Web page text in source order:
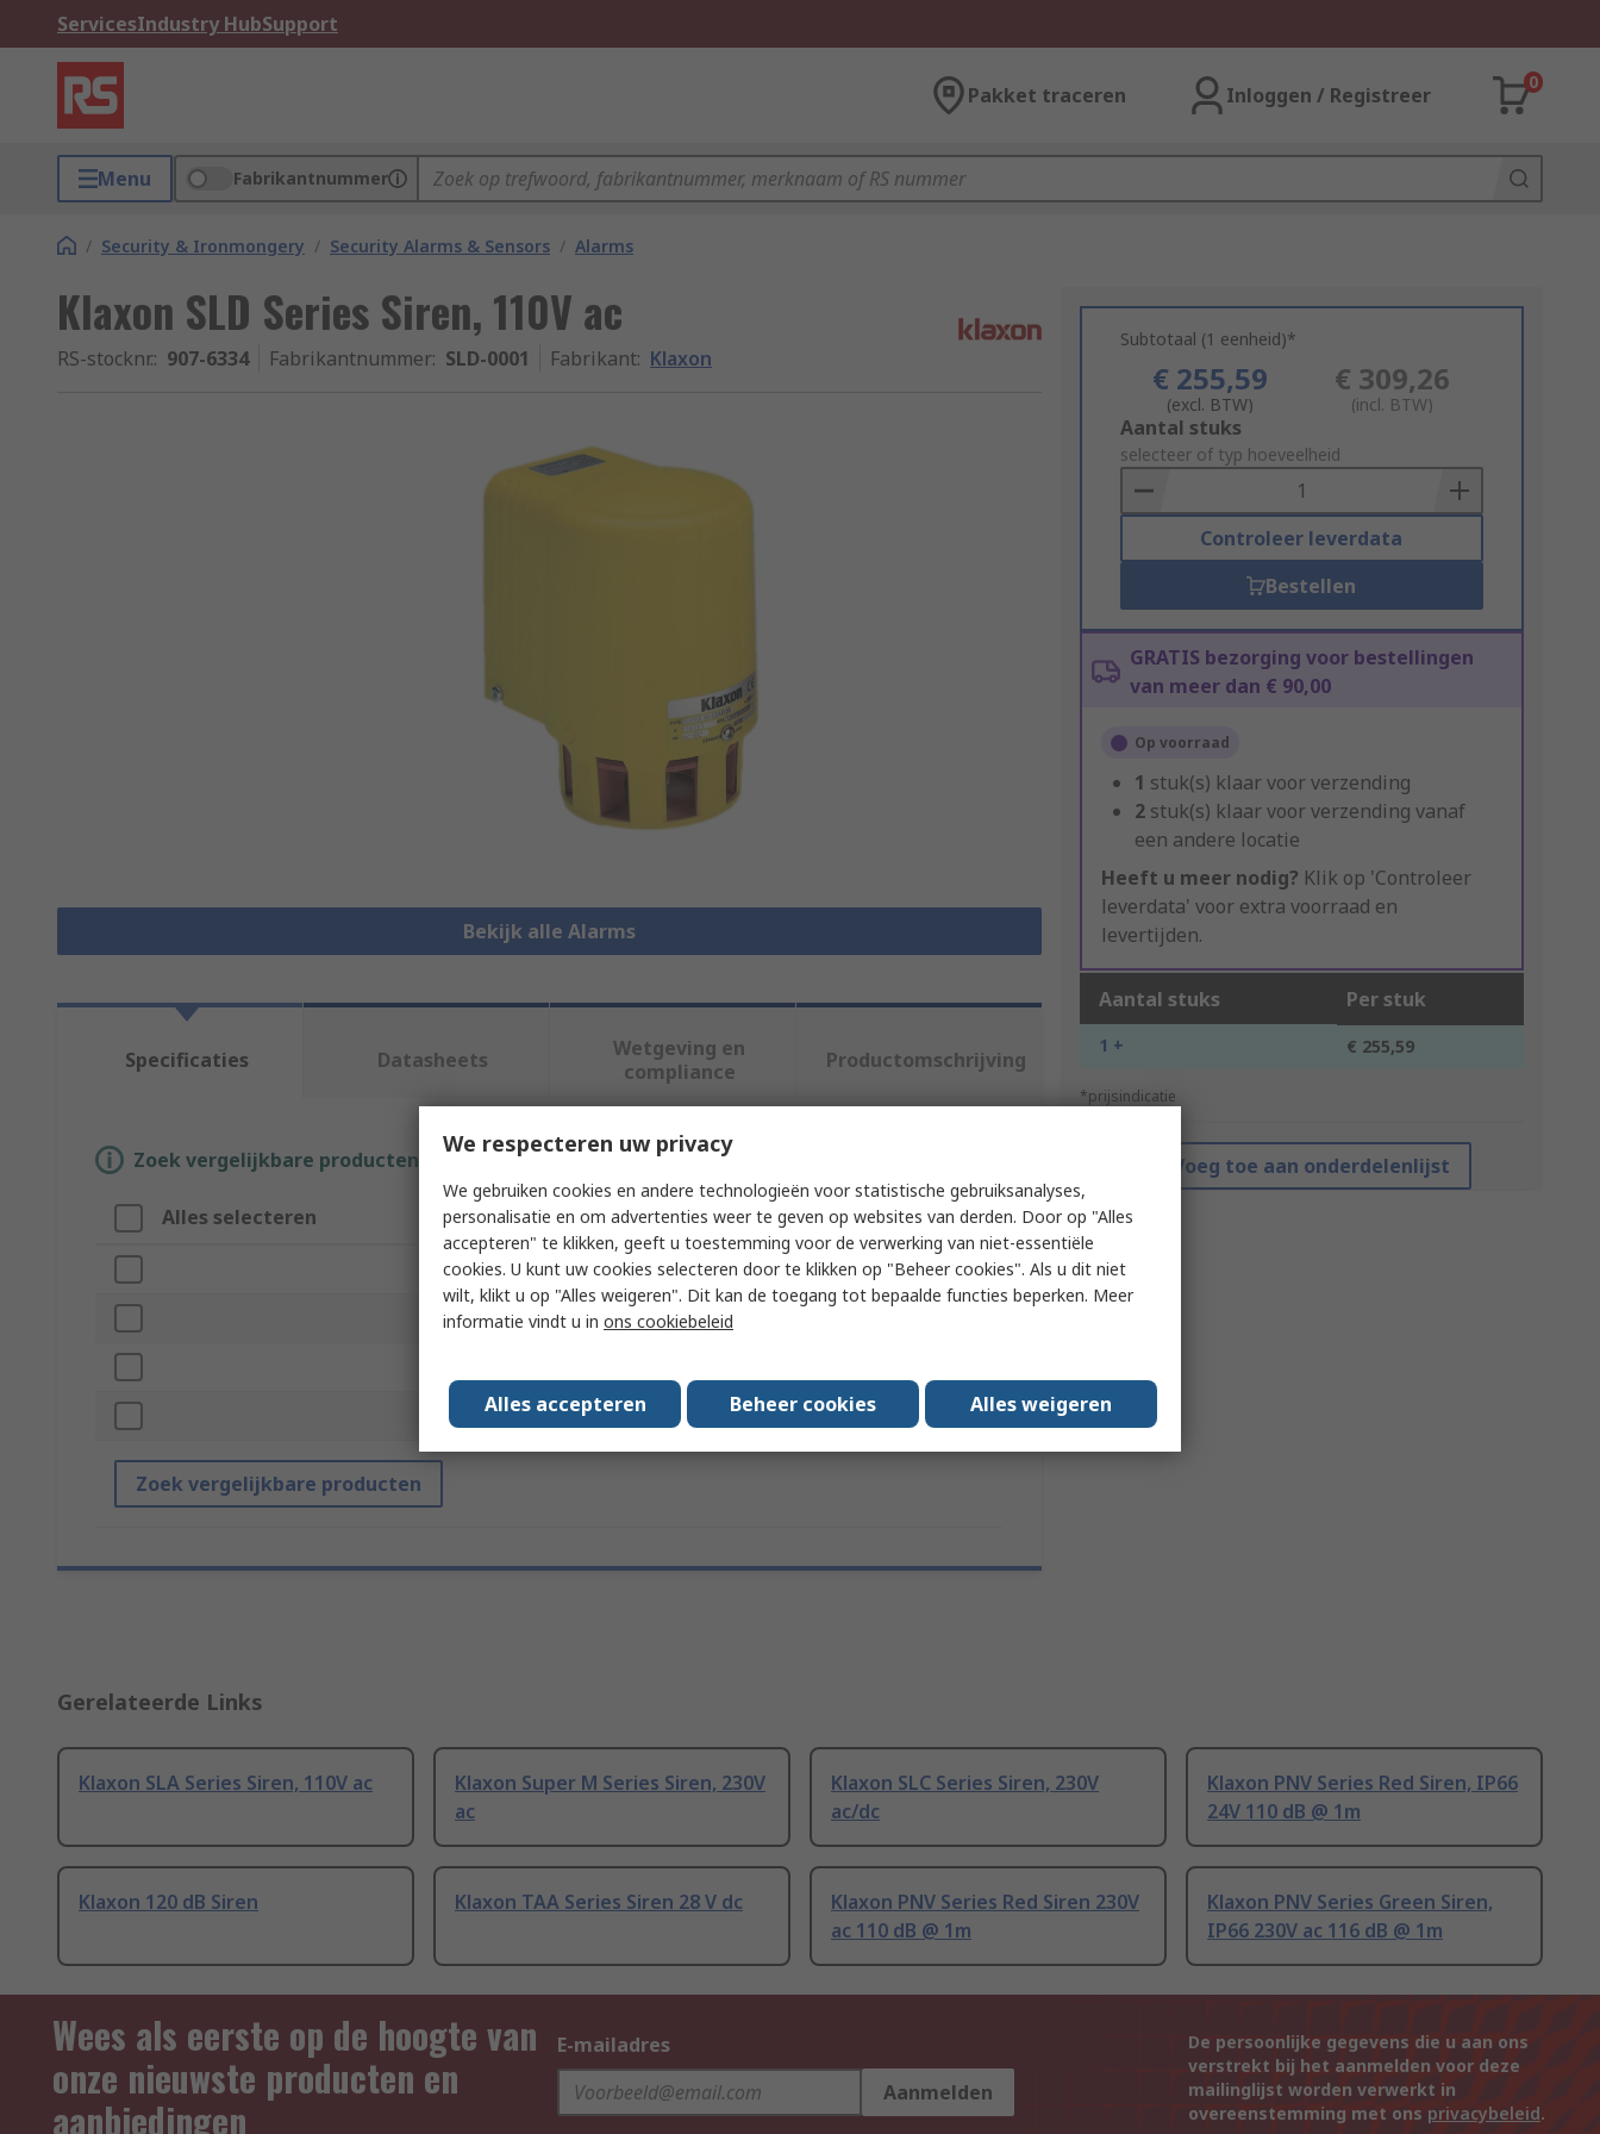
ServicesIndustry HubSupport
Pakket traceren Inloggen / Registreer
0
Menu Fabrikantnummer
/ Security & Ironmongery / Security Alarms & Sensors / Alarms
Klaxon SLD Series Siren, 110V ac
RS-stocknr.: 907-6334 Fabrikantnummer: SLD-0001 Fabrikant: Klaxon
Bekijk alle Alarms
Subtotaal (1 eenheid)*
€ 255,59
(excl. BTW)
€ 309,26
(incl. BTW)
Add
to
Basket
Aantal stuks
selecteer of typ hoeveelheid
Controleer leverdata
Bestellen
GRATIS bezorging voor bestellingen
van meer dan € 90,00
Op voorraad
1 stuk(s) klaar voor verzending
2 stuk(s) klaar voor verzending vanaf
een andere locatie
Heeft u meer nodig? Klik op 'Controleer
leverdata' voor extra voorraad en
levertijden.
Aantal stuks Per stuk
1 + € 255,59
*prijsindicatie
Voeg toe aan onderdelenlijst
Specificaties Datasheets
Wetgeving en
compliance
Productomschrijving
Zoek vergelijkbare producten door een of meer kenmerken te selecteren.
Alles selecteren Attribuut Waarde
Merk Klaxon
Product Type
Series SLD
Zoek vergelijkbare producten
Gerelateerde Links
Klaxon SLA Series Siren, 110V ac
Klaxon Super M Series Siren, 230V
ac
Klaxon SLC Series Siren, 230V
ac/dc
Klaxon PNV Series Red Siren, IP66
24V 110 dB @ 1m
Klaxon 120 dB Siren Klaxon TAA Series Siren 28 V dc
Klaxon PNV Series Red Siren 230V
ac 110 dB @ 1m
Klaxon PNV Series Green Siren,
IP66 230V ac 116 dB @ 1m
Wees als eerste op de hoogte van
onze nieuwste producten en
aanbiedingen
E-mailadres
Aanmelden
De persoonlijke gegevens die u aan ons
verstrekt bij het aanmelden voor deze
mailinglijst worden verwerkt in
overeenstemming met ons privacybeleid.
We respecteren uw privacy
We gebruiken cookies en andere technologieën voor statistische gebruiksanalyses,
personalisatie en om advertenties weer te geven op websites van derden. Door op "Alles
accepteren" te klikken, geeft u toestemming voor de verwerking van niet-essentiële
cookies. U kunt uw cookies selecteren door te klikken op "Beheer cookies". Als u dit niet
wilt, klikt u op "Alles weigeren". Dit kan de toegang tot bepaalde functies beperken. Meer
informatie vindt u in ons cookiebeleid
Alles accepteren Beheer cookies Alles weigeren